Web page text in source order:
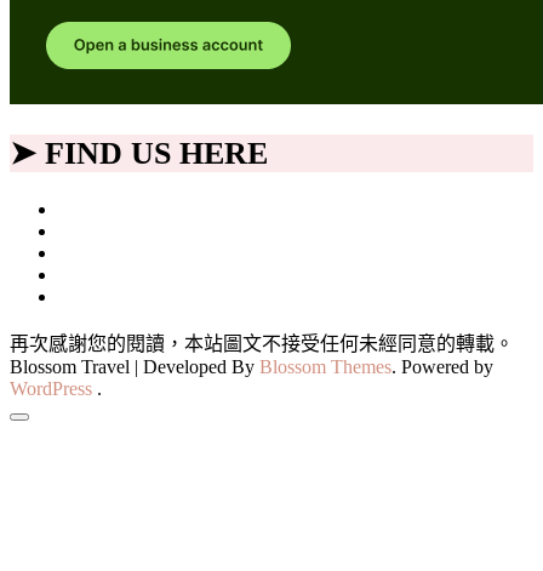
➤ FIND US HERE
再次感謝您的閱讀，本站圖文不接受任何未經同意的轉載。
Blossom Travel | Developed By Blossom Themes. Powered by
WordPress .